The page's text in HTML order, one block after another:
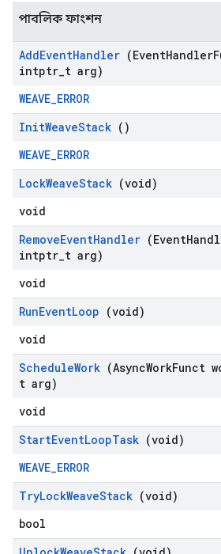
পাবলিক ফাংশন
AddEventHandler (EventHandler
intptr t arg)
WEAVE_ERROR
InitWeaveStack ()
WEAVE_ERROR
LockWeaveStack (void)
void
RemoveEventHandler (Event
intptr t arg)
void
RunEventLoop (void)
void
ScheduleWork (AsyncWorkFunct
t arg)
void
StartEventLoopTask (void)
WEAVE_ERROR
TryLockWeaveStack (void)
bool